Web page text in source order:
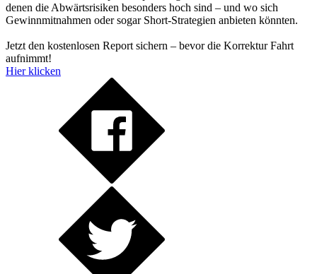
denen die Abwärtsrisiken besonders hoch sind – und wo sich
Gewinnmitnahmen oder sogar Short-Strategien anbieten könnten.
Jetzt den kostenlosen Report sichern – bevor die Korrektur Fahrt
aufnimmt!
Hier klicken